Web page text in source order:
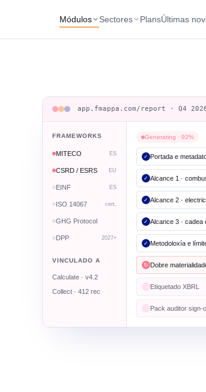
Módulos Sectores PlansÚltimas
app.fmappa.com/report · Q4
FRAMEWORKS
MITECO ES
CSRD / ESRS EU
EINF ES
ISO 14067 cert.
GHG Protocol
DPP 2027+
VINCULADO A
Calculate · v4.2
Collect · 412 rec
Generating · 92%
✓ Portada e
✓ Alcance 1 ·
✓ Alcance 2 ·
✓ Alcance 3 · cadea
✓ Metodoloxía e
↻ Dobre
Etiquetado XBRL
Pack auditor sign-